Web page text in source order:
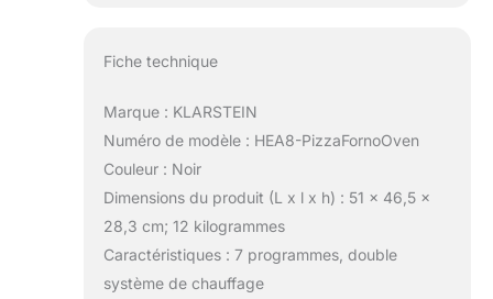
Fiche technique
Marque : KLARSTEIN
Numéro de modèle : HEA8-PizzaFornoOven
Couleur : Noir
Dimensions du produit (L x l x h) : 51 x 46,5 x
28,3 cm; 12 kilogrammes
Caractéristiques : 7 programmes, double
système de chauffage